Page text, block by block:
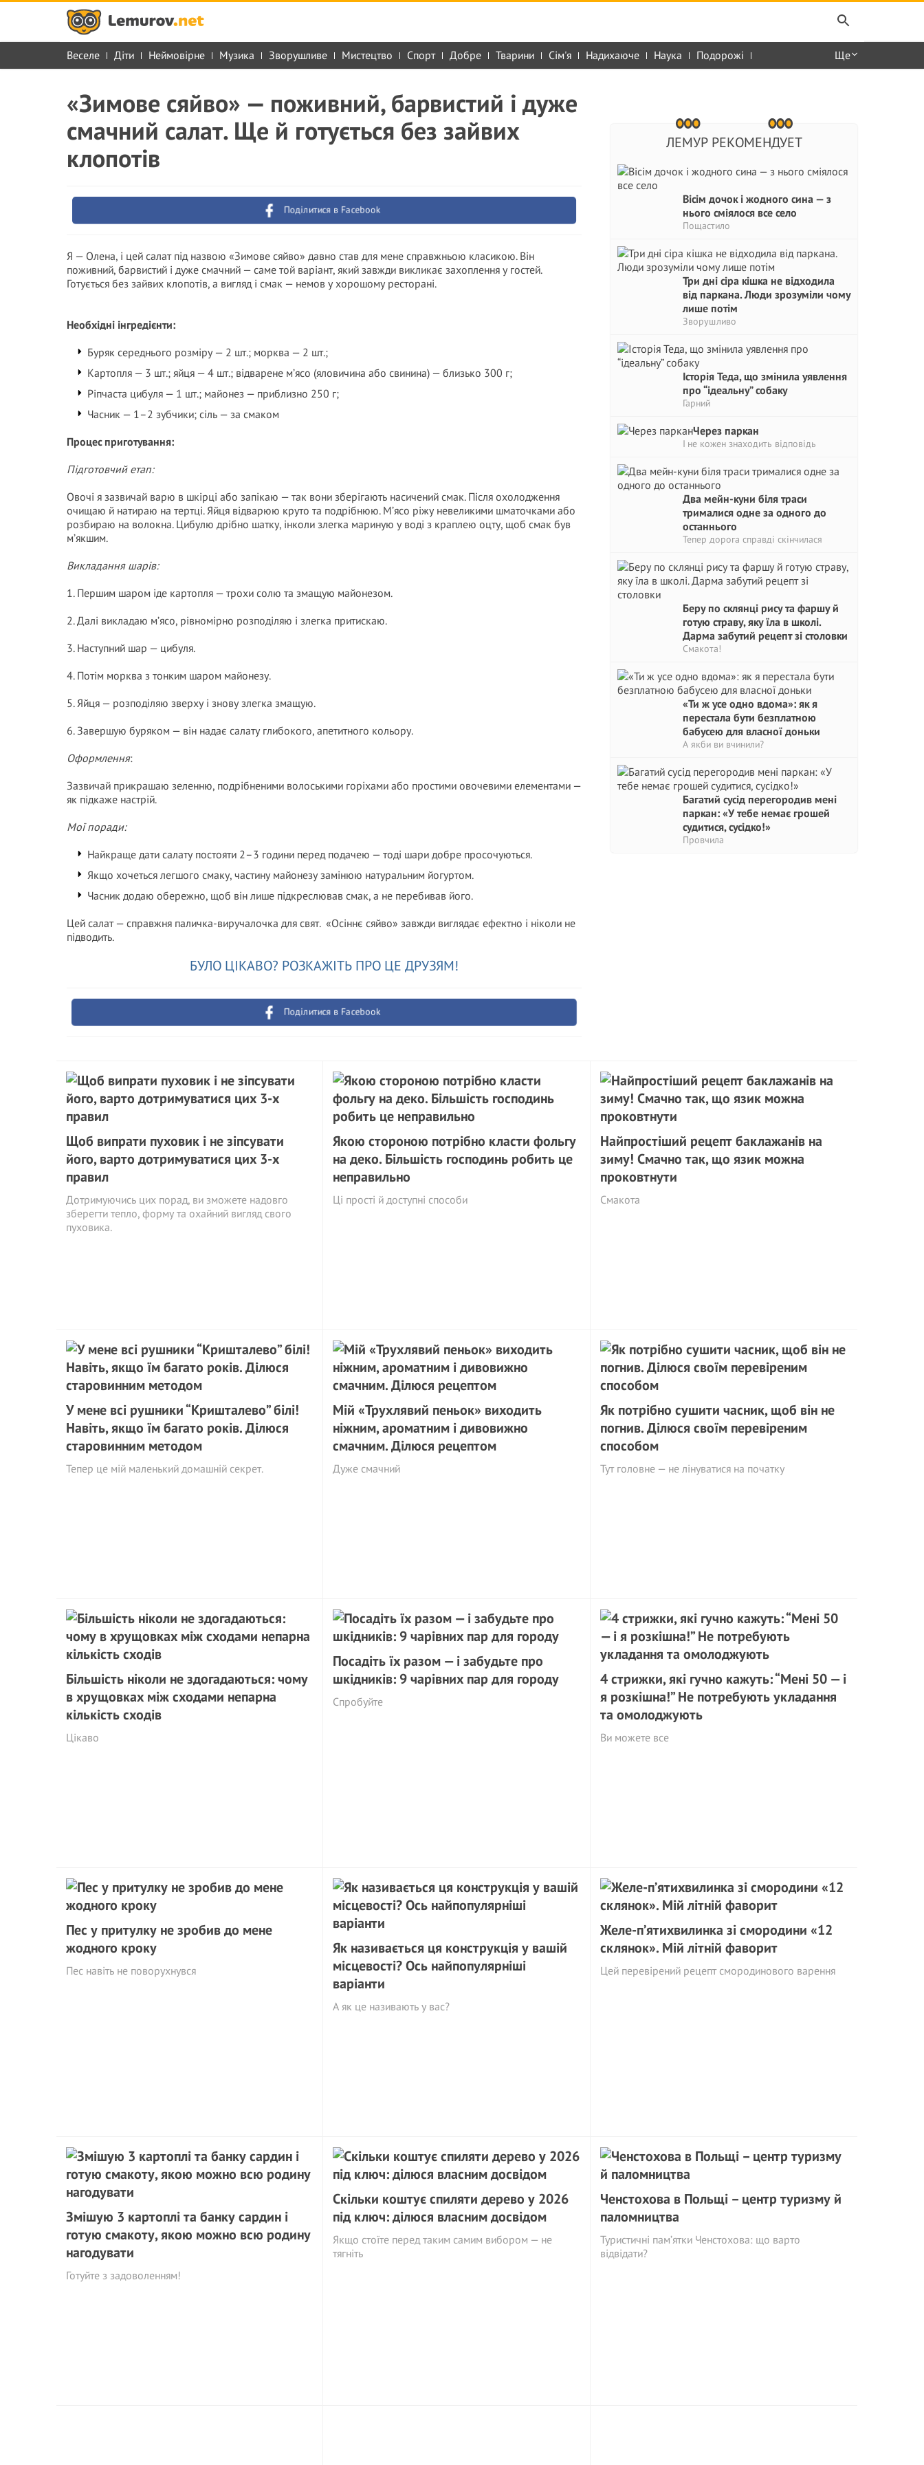
Веселе Діти Неймовірне Музика Зворушливе Мистецтво Спорт Добре Тварини Сім'я Надихаюче Наука Подорожі Ще
ЛЕМУР РЕКОМЕНДУЕТ
Вісім дочок і жодного сина — з
нього сміялося все село
Пощастило
Три дні сіра кішка не відходила
від паркана. Люди зрозуміли чому
лише потім
Зворушливо
Історія Теда, що змінила уявлення
про “ідеальну” собаку
Гарний
Через паркан
І не кожен знаходить відповідь
Два мейн-куни біля траси
трималися одне за одного до
останнього
Тепер дорога справді скінчилася
Беру по склянці рису та фаршу й
готую страву, яку їла в школі.
Дарма забутий рецепт зі столовки
Смакота!
«Ти ж усе одно вдома»: як я
перестала бути безплатною
бабусею для власної доньки
А якби ви вчинили?
Багатий сусід перегородив мені
паркан: «У тебе немає грошей
судитися, сусідко!»
Провчила
«Зимове сяйво» — поживний, барвистий і дуже
смачний салат. Ще й готується без зайвих
клопотів
Поділитися в Facebook
Я — Олена, і цей салат під назвою «Зимове сяйво» давно став для мене справжньою класикою. Він
поживний, барвистий і дуже смачний — саме той варіант, який завжди викликає захоплення у гостей.
Готується без зайвих клопотів, а вигляд і смак — немов у хорошому ресторані.
Необхідні інгредієнти:
Буряк середнього розміру — 2 шт.; морква — 2 шт.;
Картопля — 3 шт.; яйця — 4 шт.; відварене м’ясо (яловичина або свинина) — близько 300 г;
Ріпчаста цибуля — 1 шт.; майонез — приблизно 250 г;
Часник — 1–2 зубчики; сіль — за смаком
Процес приготування:
Підготовчий етап:
Овочі я зазвичай варю в шкірці або запікаю — так вони зберігають насичений смак. Після охолодження
очищаю й натираю на тертці. Яйця відварюю круто та подрібнюю. М’ясо ріжу невеликими шматочками або
розбираю на волокна. Цибулю дрібно шатку, інколи злегка мариную у воді з краплею оцту, щоб смак був
м’якшим.
Викладання шарів:
1. Першим шаром іде картопля — трохи солю та змащую майонезом.
2. Далі викладаю м’ясо, рівномірно розподіляю і злегка притискаю.
3. Наступний шар — цибуля.
4. Потім морква з тонким шаром майонезу.
5. Яйця — розподіляю зверху і знову злегка змащую.
6. Завершую буряком — він надає салату глибокого, апетитного кольору.
Оформлення:
Зазвичай прикрашаю зеленню, подрібненими волоськими горіхами або простими овочевими елементами —
як підкаже настрій.
Мої поради:
Найкраще дати салату постояти 2–3 години перед подачею — тоді шари добре просочуються.
Якщо хочеться легшого смаку, частину майонезу замінюю натуральним йогуртом.
Часник додаю обережно, щоб він лише підкреслював смак, а не перебивав його.
Цей салат — справжня паличка-виручалочка для свят. «Осіннє сяйво» завжди виглядає ефектно і ніколи не
підводить.
БУЛО ЦІКАВО? РОЗКАЖІТЬ ПРО ЦЕ ДРУЗЯМ!
Поділитися в Facebook
Щоб випрати пуховик і не зіпсувати
його, варто дотримуватися цих 3-х
правил
Дотримуючись цих порад, ви зможете надовго
зберегти тепло, форму та охайний вигляд свого
пуховика.
Якою стороною потрібно класти фольгу
на деко. Більшість господинь робить це
неправильно
Ці прості й доступні способи
Найпростіший рецепт баклажанів на
зиму! Смачно так, що язик можна
проковтнути
Смакота
У мене всі рушники “Кришталево” білі!
Навіть, якщо їм багато років. Ділюся
старовинним методом
Тепер це мій маленький домашній секрет.
Мій «Трухлявий пеньок» виходить
ніжним, ароматним і дивовижно
смачним. Ділюся рецептом
Дуже смачний
Як потрібно сушити часник, щоб він не
погнив. Ділюся своїм перевіреним
способом
Тут головне — не лінуватися на початку
Більшість ніколи не здогадаються: чому
в хрущовках між сходами непарна
кількість сходів
Цікаво
Посадіть їх разом — і забудьте про
шкідників: 9 чарівних пар для городу
Спробуйте
4 стрижки, які гучно кажуть: “Мені 50 — і
я розкішна!” Не потребують укладання
та омолоджують
Ви можете все
Пес у притулку не зробив до мене
жодного кроку
Пес навіть не поворухнувся
Як називається ця конструкція у вашій
місцевості? Ось найпопулярніші
варіанти
А як це називають у вас?
Желе-п’ятихвилинка зі смородини «12
склянок». Мій літній фаворит
Цей перевірений рецепт смородинового варення
Змішую 3 картоплі та банку сардин і
готую смакоту, якою можно всю родину
нагодувати
Готуйте з задоволенням!
Скільки коштує спиляти дерево у 2026
під ключ: ділюся власним досвідом
Якщо стоїте перед таким самим вибором — не
тягніть
Ченстохова в Польщі – центр туризму й
паломництва
Туристичні пам’ятки Ченстохова: що варто
відвідати?